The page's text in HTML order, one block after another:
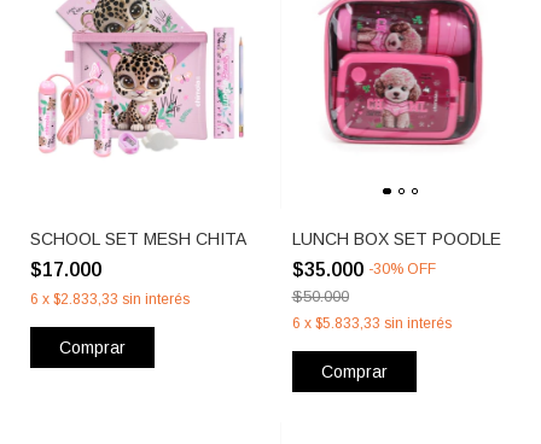
SCHOOL SET MESH CHITA
$17.000
6 x $2.833,33 sin interés
Comprar
LUNCH BOX SET POODLE
$35.000 -30% OFF
$50.000
6 x $5.833,33 sin interés
Comprar